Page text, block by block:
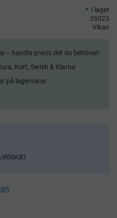
I lager
26023
Vikan
– handla precis det du behöver!
Kort, Swish & Klarna
på lagervaror
806KB